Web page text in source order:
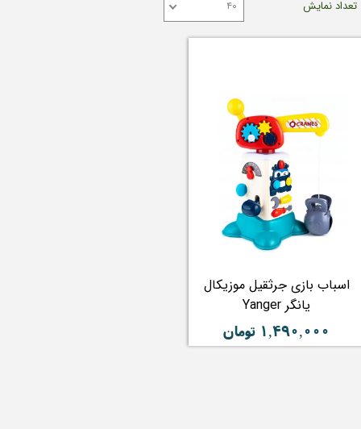
تعداد نمایش ۴۰
اسباب بازی جرثقیل موزیکال
یانگر Yanger
۱,۴۹۰,۰۰۰ تومان